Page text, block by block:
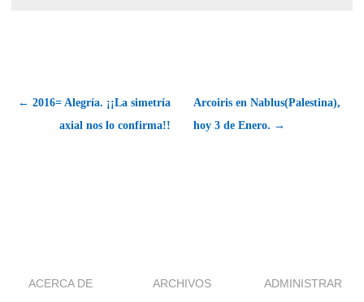
← 2016= Alegría. ¡¡La simetría
axial nos lo confirma!!
Arcoiris en Nablus(Palestina),
hoy 3 de Enero. →
ACERCA DE ARCHIVOS ADMINISTRAR